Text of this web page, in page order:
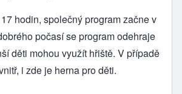
hodin, společný program začne v
počasí se program odehraje
děti mohou využít hřiště. V případě
i zde je herna pro děti.